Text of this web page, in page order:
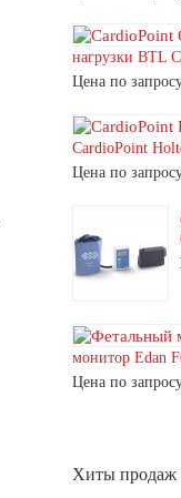
нагрузки BTL
Цена по
CardioPoint
Цена по
монитор Edan
Цена по
Хиты продаж